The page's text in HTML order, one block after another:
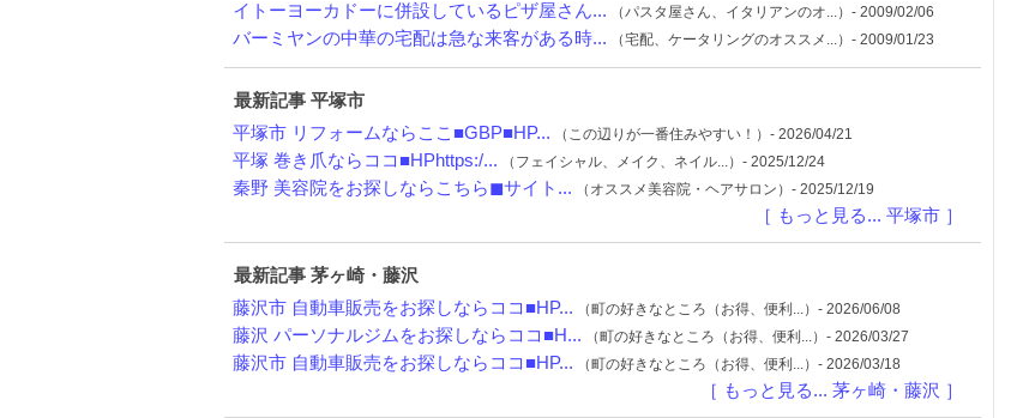
イトーヨーカドーに併設しているピザ屋さん... （パスタ屋さん、イタリアンのオ...）- 2009/02/06
バーミヤンの中華の宅配は急な来客がある時... （宅配、ケータリングのオススメ...）- 2009/01/23
最新記事 平塚市
平塚市 リフォームならここ■GBP■HP... （この辺りが一番住みやすい！）- 2026/04/21
平塚 巻き爪ならココ■HPhttps:/... （フェイシャル、メイク、ネイル...）- 2025/12/24
秦野 美容院をお探しならこちら◼︎サイト... （オススメ美容院・ヘアサロン）- 2025/12/19
［ もっと見る... 平塚市 ］
最新記事 茅ヶ崎・藤沢
藤沢市 自動車販売をお探しならココ■HP... （町の好きなところ（お得、便利...）- 2026/06/08
藤沢 パーソナルジムをお探しならココ■H... （町の好きなところ（お得、便利...）- 2026/03/27
藤沢市 自動車販売をお探しならココ■HP... （町の好きなところ（お得、便利...）- 2026/03/18
［ もっと見る... 茅ヶ崎・藤沢 ］